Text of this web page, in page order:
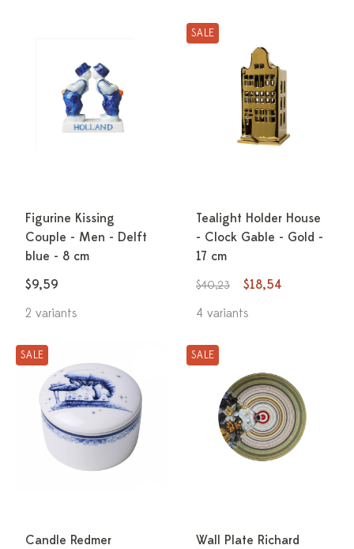
Figurine Kissing
Couple - Men - Delft
blue - 8 cm
$9,59
2 variants
SALE
Tealight Holder House
- Clock Gable - Gold -
17 cm
$40,23
$18,54
4 variants
SALE
Candle Redmer
SALE
Wall Plate Richard